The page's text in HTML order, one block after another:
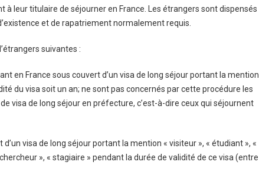
à leur titulaire de séjourner en France. Les étrangers sont dispensés
et de rapatriement normalement requis.
suivantes :
en France sous couvert d’un visa de long séjour portant la mention
du visa soit un an; ne sont pas concernés par cette procédure les
visa de long séjour en préfecture, c’est-à-dire ceux qui séjournent
visa de long séjour portant la mention « visiteur », « étudiant », «
», « stagiaire » pendant la durée de validité de ce visa (entre